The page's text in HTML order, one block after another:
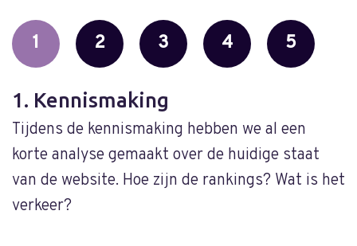
1. Kennismaking
Tijdens de kennismaking hebben we al een
korte analyse gemaakt over de huidige staat
van de website. Hoe zijn de rankings? Wat is het
verkeer?
1 2 3 4 5